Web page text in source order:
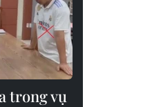
trong vụ